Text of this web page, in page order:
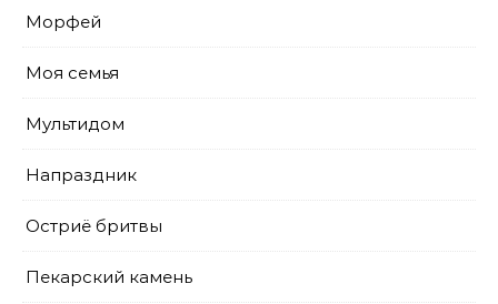
Морфей
Моя семья
Мультидом
Напраздник
Остриё бритвы
Пекарский камень